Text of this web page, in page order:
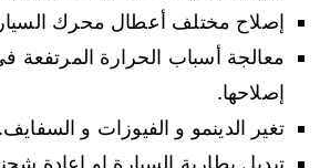
إصلاح مختلف أعطال محرك
معالجة أسباب الحرارة المرتفعة
إصلاحها.
تغير الدينمو و الفيوزات و السفايف.